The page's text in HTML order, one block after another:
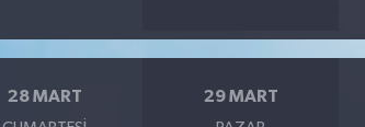
28 MART 29 MART